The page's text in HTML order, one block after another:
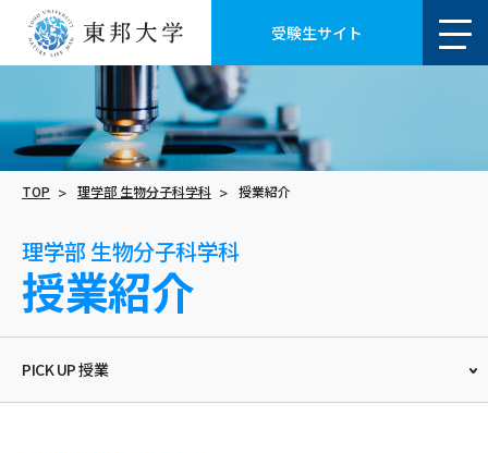
受験生サイト
TOP 理学部 生物分子科学科 授業紹介
理学部 生物分子科学科
授業紹介
PICK UP 授業